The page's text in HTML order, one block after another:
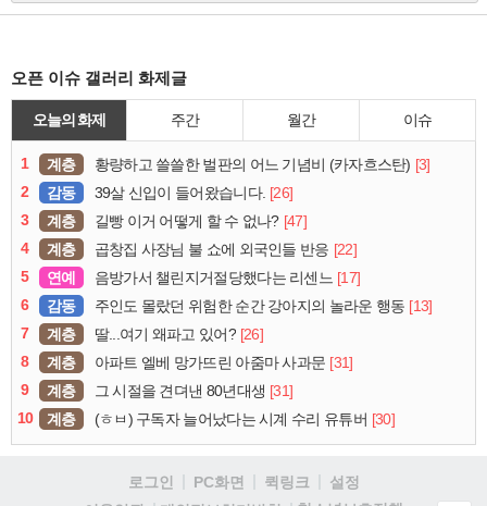
오픈 이슈 갤러리 화제글
오늘의 화제 주간 월간 이슈
1 계층 황량하고 쓸쓸한 벌판의 어느 기념비 (카자흐스탄) [3]
2
감동 39살 신입이 들어왔습니다. [26]
3
계층 길빵 이거 어떻게 할 수 없나? [47]
4
계층 곱창집 사장님 불 쇼에 외국인들 반응 [22]
5
연예 음방가서 챌린지거절당했다는 리센느 [17]
6
감동 주인도 몰랐던 위험한 순간 강아지의 놀라운 행동 [13]
7
계층 딸...여기 왜파고 있어? [26]
8
계층 아파트 엘베 망가뜨린 아줌마 사과문 [31]
9
계층 그 시절을 견뎌낸 80년대생 [31]
10
계층 (ㅎㅂ) 구독자 늘어났다는 시계 수리 유튜버 [30]
로그인 PC화면 퀵링크
설정